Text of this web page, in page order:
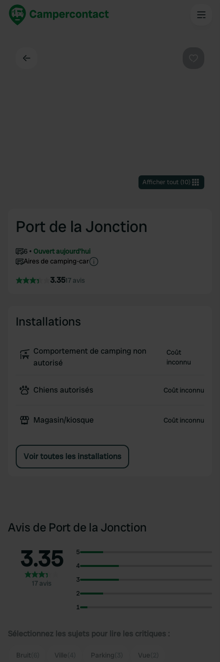
Afficher tout(10)
Port de la Jonction
6
Ouvert aujourd'hui
Aires de camping-car
3.3517 avis
Installations
Comportement de camping non
autorisé
Coût
inconnu
Chiens autorisés Coût inconnu
Magasin/kiosque Coût inconnu
Voir toutes les installations
Avis de Port de la Jonction
3.35
17 avis
5
4
3
2
1
Sélectionnez les sujets pour lire les critiques :
Bruit Ville Parking Vue